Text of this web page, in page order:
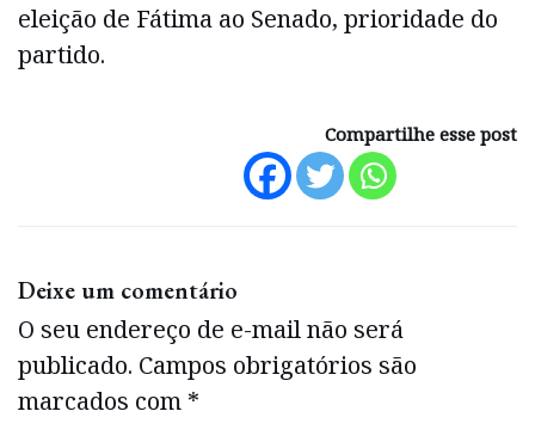
eleição de Fátima ao Senado, prioridade do
partido.
Compartilhe esse post
Deixe um comentário
O seu endereço de e-mail não será
publicado. Campos obrigatórios são
marcados com *